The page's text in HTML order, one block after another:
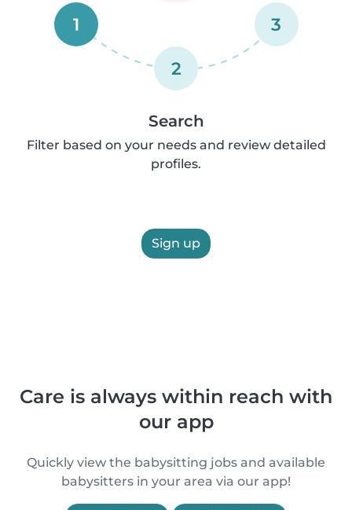
1
2
3
Search
Filter based on your needs and review detailed
profiles.
Sign up
Care is always within reach with
our app
Quickly view the babysitting jobs and available
babysitters in your area via our app!